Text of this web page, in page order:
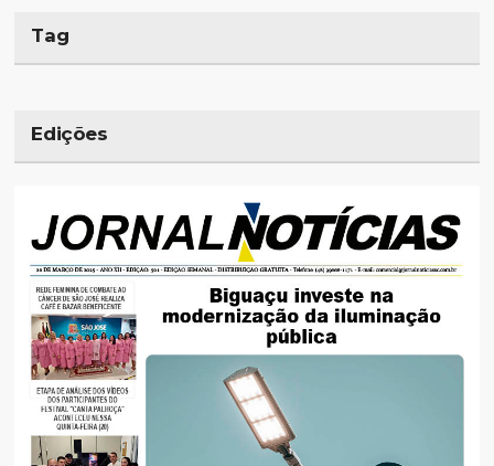
Tag
Edições